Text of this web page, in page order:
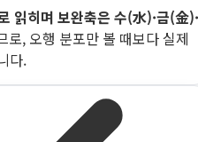
읽히며 보완축은 수(水)·금(金)·
로, 오행 분포만 볼 때보다 실제
다.